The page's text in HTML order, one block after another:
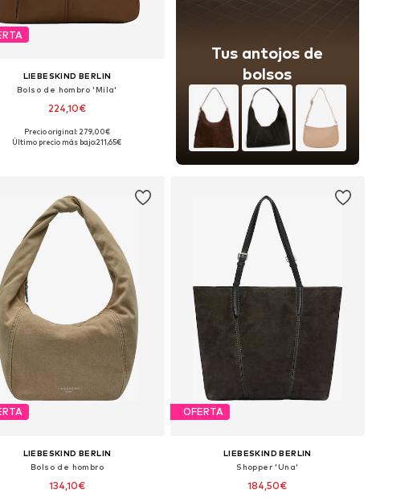
LIEBESKIND BERLIN
Bolso de hombro 'Mila'
224,10€
Tallas disponibles: One Size
Precio original: 279,00€
Último precio más bajo:211,65€
Tus antojos de
bolsos
LIEBESKIND BERLIN
Bolso de hombro
134,10€
OFERTA
LIEBESKIND BERLIN
Shopper 'Una'
184,50€